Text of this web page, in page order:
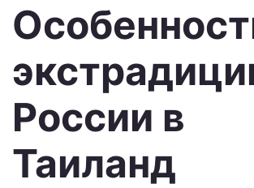
России в
Таиланд